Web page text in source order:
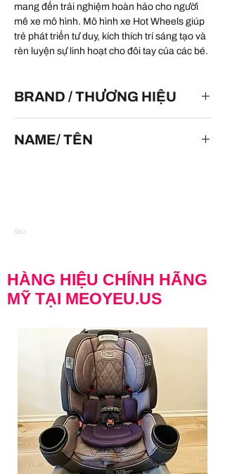
mang đến trải nghiệm hoàn hảo cho người
mê xe mô hình. Mô hình xe Hot Wheels giúp
trẻ phát triển tư duy, kích thích trí sáng tạo và
rèn luyện sự linh hoạt cho đôi tay của các bé.
BRAND / THƯƠNG HIỆU
NAME/ TÊN
SEO
HÀNG HIỆU CHÍNH HÃNG
MỸ TẠI MEOYEU.US